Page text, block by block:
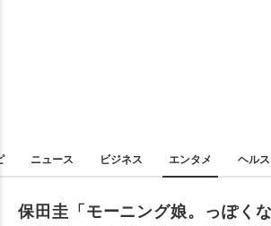
ニュース ビジネス エンタメ ヘルス
保田圭「モーニング娘。っぽく